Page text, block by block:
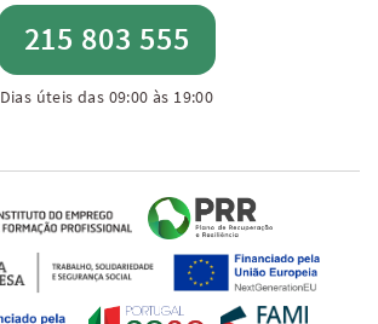
215 803 555
Dias úteis das 09:00 às 19:00